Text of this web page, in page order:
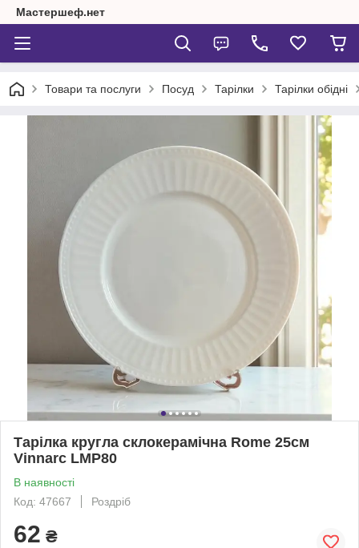
Мастершеф.нет
Товари та послуги Посуд Тарілки Тарілки обідні
Тарілка кругла склокерамічна Rome 25см
Vinnarc LMP80
В наявності
Код: 47667
Роздріб
62 ₴